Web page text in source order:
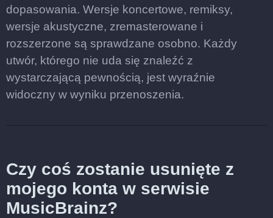
dopasowania. Wersje koncertowe, remiksy,
wersje akustyczne, zremasterowane i
rozszerzone są sprawdzane osobno. Każdy
utwór, którego nie uda się znaleźć z
wystarczającą pewnością, jest wyraźnie
widoczny w wyniku przenoszenia.
Czy coś zostanie usunięte z
mojego konta w serwisie
MusicBrainz?